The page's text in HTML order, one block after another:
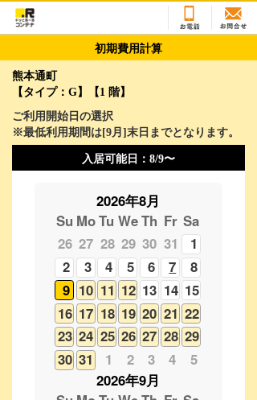
初期費用計算
熊本通町
【タイプ：G】【1 階】
ご利用開始日の選択
※最低利用期間は[9月]末日までとなります。
入居可能日： 8/9〜
2026年8月
29 30 31
2 3 4 5 6 7
9 10 11 12 13 14 15
16 17 18 19 20 21 22
23 24 25 26 27 28 29
30 31 1 2 3 4
5
2026年9月
SuMo Tu WeTh Fr Sa
30 31 1 2 3 4
5
6
7 8 10 11
12
16 17 18 19